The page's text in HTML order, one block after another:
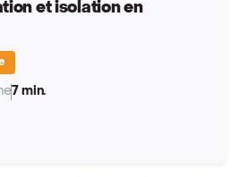
et isolation en
7 min.